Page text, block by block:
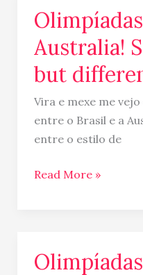
Australia!
but
Vira e mexe me
entre o Brasil e a
entre o estilo de
Olimpíadas:
x
Australia!
same…
but
different…
Read More »
Olimpíadas